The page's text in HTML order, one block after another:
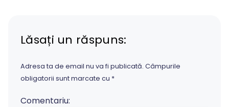
Lăsați un răspuns:
Adresa ta de email nu va fi publicată. Câmpurile
obligatorii sunt marcate cu *
Comentariu: